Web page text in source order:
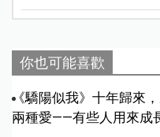
你也可能喜歡
《驕陽似我》十年歸來
兩種愛——有些人用來成